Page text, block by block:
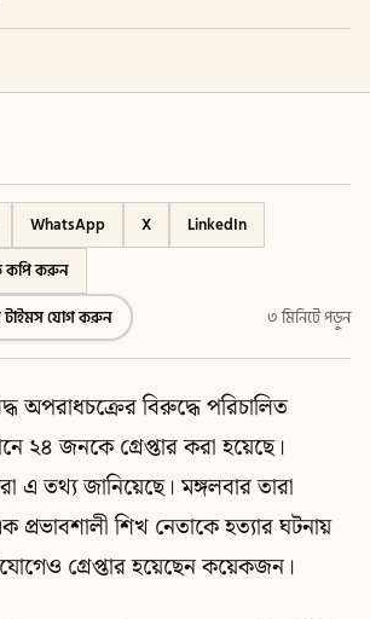
WhatsApp X
LinkedIn
কপি করুন
টাইমস যোগ করুন
৩ মিনিটে পড়ুন
অপরাধচক্রের বিরুদ্ধে পরিচালিত
২৪ জনকে গ্রেপ্তার করা হয়েছে।
এ তথ্য জানিয়েছে। মঙ্গলবার তারা
প্রভাবশালী শিখ নেতাকে হত্যার ঘটনায়
গ্রেপ্তার হয়েছেন কয়েকজন।